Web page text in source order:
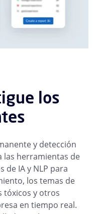
los
y detección
las herramientas de
IA y NLP para
los temas de
tóxicos y otros
en tiempo real.